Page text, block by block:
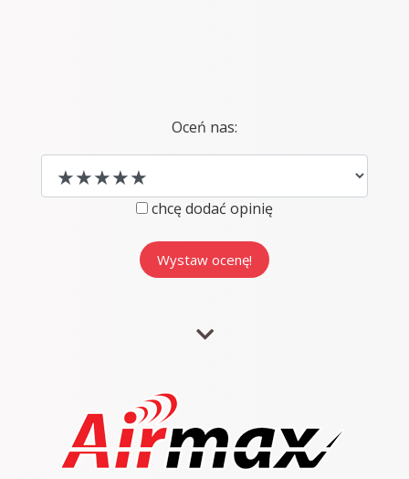
Oceń nas:
chcę dodać opinię